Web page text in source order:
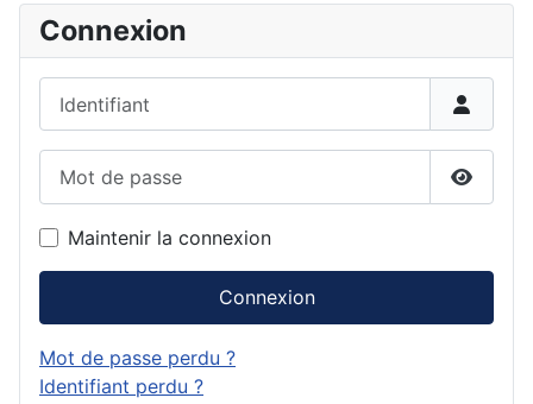
Connexion
Maintenir la connexion
Connexion
Mot de passe perdu ?
Identifiant perdu ?